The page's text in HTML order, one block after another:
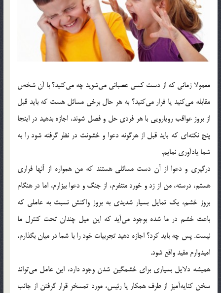
معمولا زمانی که از دست کسی عصبانی می‌شوید چه می‌کنید؟ با آن شخص
مقابله می‌کنید یا فرار می‌کنید؟ به هر حال برخی مسائل هست که باید قبل
از بروز عواقب رویارویی با هر فردی حل و فصل شوند، اجازه بدهید در اینجا
پنج نکته‌ای که باید قبل از هرگونه دعوا و خشونت در نظر گرفته شود را به
شما یادآوری نمایم.
درگیری و دعوا از آن دست مسائلی هستند که من همواره از آنها فراری
هستم، درسته، من از زد و خورد متنفرم، از جنگ و دعوا بیزارم، اما در هنگام
بروز خشم، یک تمایل بسیار شدیدی به بروز واکنش نسبت به عاملی که
باعث خشم در ما شده بوجود می‌آید که این میل چندان تحت کنترل ما
نیست. پس چه باید کرد؟ اجازه دهید تجربیات خود را با شما در میان بگذارم،
امیدوارم مفید واقع شود.
همیشه دلایل بسیاری برای خشمگین شدن وجود دارد، این عامل می‌تواند
سخن کنایه‌آمیز از طرف همکار یا رئیس، مورد تمسخر قرار گرفتن از جانب